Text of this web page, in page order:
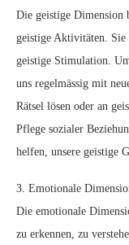
Die geistige Dimension
geistige Aktivitäten.
geistige Stimulation.
uns regelmässig mit
Rätsel lösen oder an
Pflege sozialer
helfen, unsere geistige
3. Emotionale
Die emotionale
zu erkennen, zu